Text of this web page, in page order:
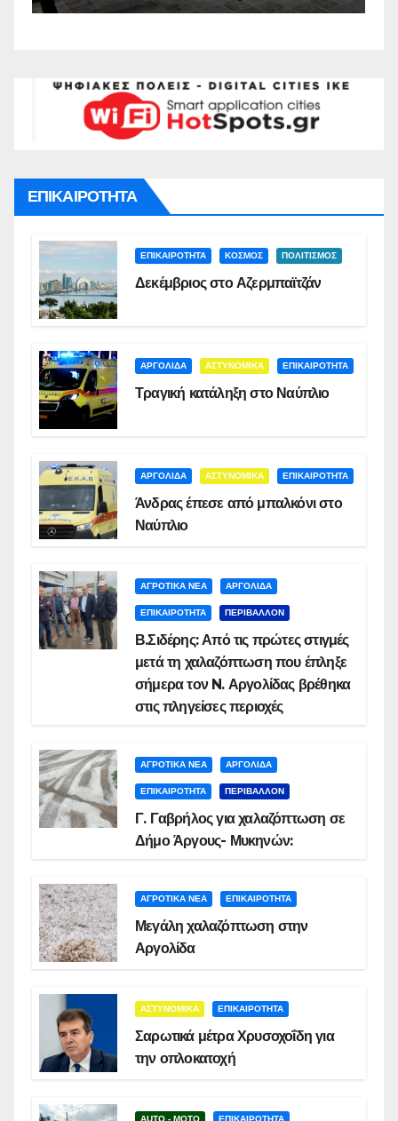
ΕΠΙΚΑΙΡΟΤΗΤΑ
ΕΠΙΚΑΙΡΟΤΗΤΑ ΚΟΣΜΟΣ ΠΟΛΙΤΙΣΜΟΣ
Δεκέμβριος στο Αζερμπαϊτζάν
ΑΡΓΟΛΙΔΑ ΑΣΤΥΝΟΜΙΚΑ ΕΠΙΚΑΙΡΟΤΗΤΑ
Τραγική κατάληξη στο Ναύπλιο
ΑΡΓΟΛΙΔΑ ΑΣΤΥΝΟΜΙΚΑ ΕΠΙΚΑΙΡΟΤΗΤΑ
Άνδρας έπεσε από μπαλκόνι στο
Ναύπλιο
ΑΓΡΟΤΙΚΑ ΝΕΑ ΑΡΓΟΛΙΔΑ
ΕΠΙΚΑΙΡΟΤΗΤΑ ΠΕΡΙΒΑΛΛΟΝ
Β.Σιδέρης: Από τις πρώτες στιγμές
μετά τη χαλαζόπτωση που έπληξε
σήμερα τον N. Αργολίδας βρέθηκα
στις πληγείσες περιοχές
ΑΓΡΟΤΙΚΑ ΝΕΑ ΑΡΓΟΛΙΔΑ
ΕΠΙΚΑΙΡΟΤΗΤΑ ΠΕΡΙΒΑΛΛΟΝ
Γ. Γαβρήλος για χαλαζόπτωση σε
Δήμο Άργους- Μυκηνών:
ΑΓΡΟΤΙΚΑ ΝΕΑ ΕΠΙΚΑΙΡΟΤΗΤΑ
Μεγάλη χαλαζόπτωση στην
Αργολίδα
ΑΣΤΥΝΟΜΙΚΑ ΕΠΙΚΑΙΡΟΤΗΤΑ
Σαρωτικά μέτρα Χρυσοχοΐδη για
την οπλοκατοχή
AUTO - MOTO ΕΠΙΚΑΙΡΟΤΗΤΑ